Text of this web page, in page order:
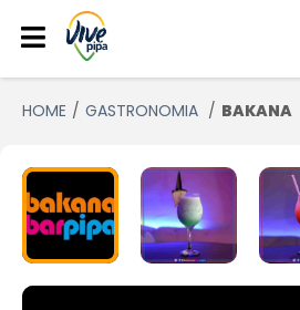
HOME GASTRONOMIA BAKANA